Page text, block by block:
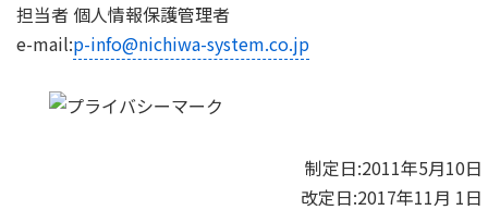
担当者 個人情報保護管理者
e-mail:p-info@nichiwa-system.co.jp
制定日:2011年5月10日
改定日:2017年11月 1日